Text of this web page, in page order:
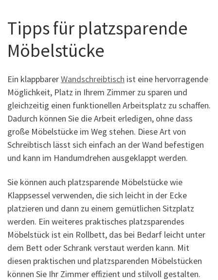
Tipps für platzsparende
Möbelstücke
Ein klappbarerWandschreibtisch ist eine hervorragende
Möglichkeit, Platz in Ihrem Zimmer zu sparen und
gleichzeitig einen funktionellen Arbeitsplatz zu schaffen.
Dadurch können Sie die Arbeit erledigen, ohne dass
große Möbelstücke im Weg stehen. Diese Art von
Schreibtisch lässt sich einfach an der Wand befestigen
und kann im Handumdrehen ausgeklappt werden.
Sie können auch platzsparende Möbelstücke wie
Klappsessel verwenden, die sich leicht in der Ecke
platzieren und dann zu einem gemütlichen Sitzplatz
werden. Ein weiteres praktisches platzsparendes
Möbelstück ist ein Rollbett, das bei Bedarf leicht unter
dem Bett oder Schrank verstaut werden kann. Mit
diesen praktischen und platzsparenden Möbelstücken
können Sie Ihr Zimmer effizient und stilvoll gestalten.